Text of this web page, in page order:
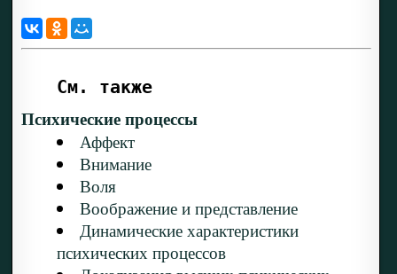
См. также
Психические процессы
Аффект
Внимание
Воля
Воображение и представление
Динамические характеристики
психических процессов